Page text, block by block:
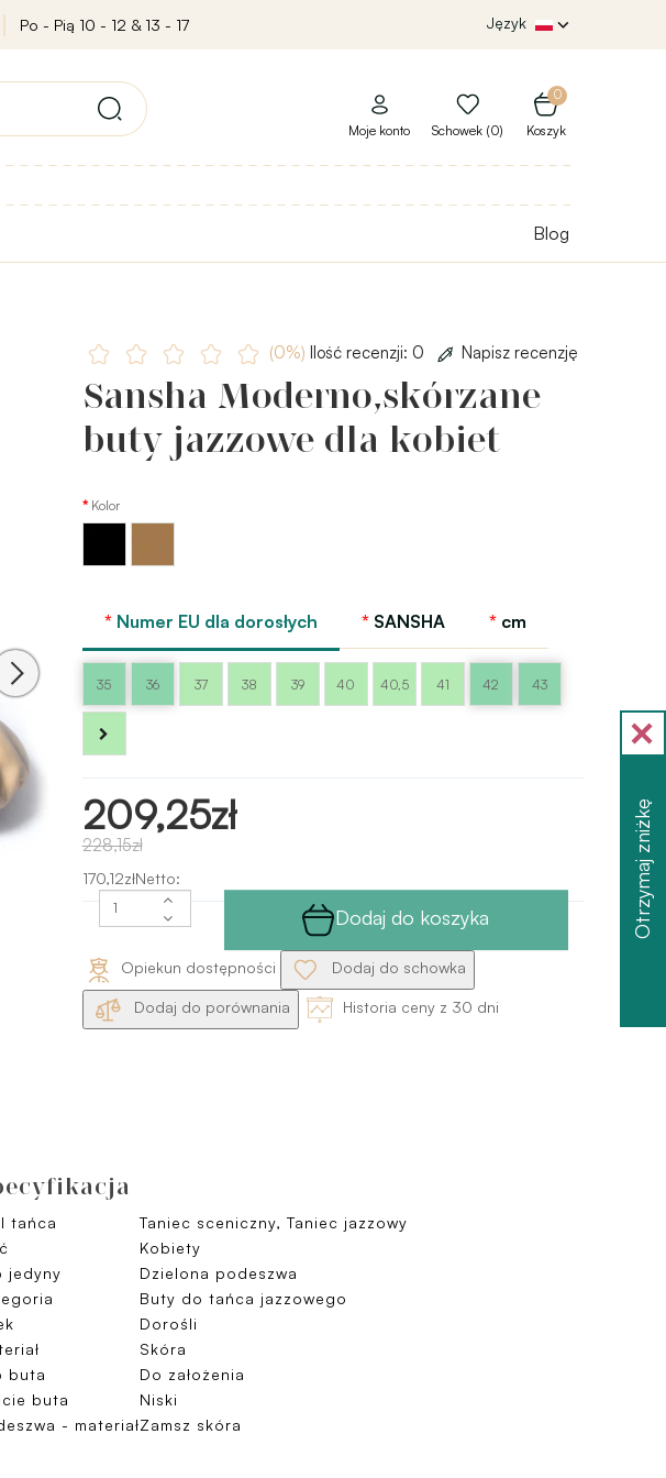
Po - Pią 10 - 12 & 13 - 17 Język
0
Koszyk
Moje konto Schowek (0)
Blog
(0%) Ilość recenzji: 0 Napisz recenzję
Sansha Moderno,skórzane
buty jazzowe dla kobiet
Kolor
Sansha
Numer EU dla dorosłych SANSHA cm
35 36 37 38 39 40 40,5 41 42 43
209,25zł
228,15zł
170,12złNetto:
Dodaj do koszyka
Opiekun dostępności Dodaj do schowka
Dodaj do porównania Historia ceny z 30 dni
tańca
Taniec sceniczny, Taniec jazzowy
Kobiety
jedyny
Dzielona podeszwa
Buty do tańca jazzowego
Dorośli
Skóra
buta
Do założenia
buta
Niski
- materiałZamsz skóra
Otrzymaj zniżkę